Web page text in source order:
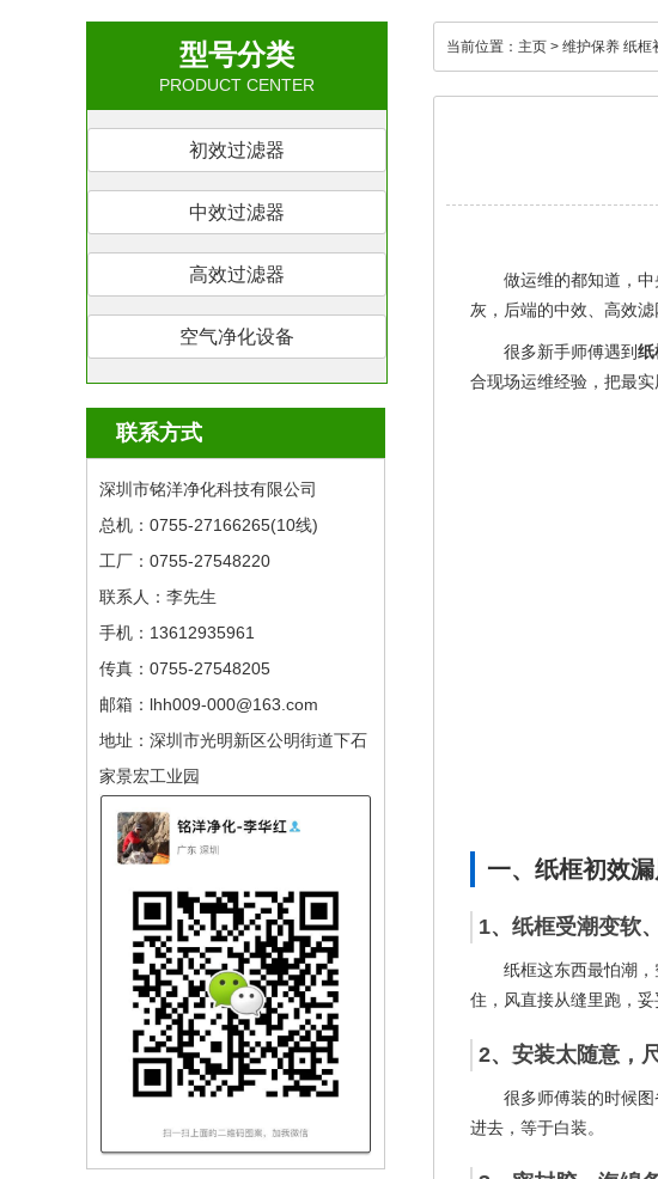
型号分类
PRODUCT CENTER
初效过滤器
中效过滤器
高效过滤器
空气净化设备
联系方式
深圳市铭洋净化科技有限公司
总机：0755-27166265(10线) ​
工厂：0755-27548220
联系人：李先生
手机：13612935961
传真：0755-27548205
邮箱：lhh009-000@163.com
地址：深圳市光明新区公明街道下石
家景宏工业园
当前位置： 主页 > 维护保养 纸框
做运维的都知道，
灰，后端的中效、高效
很多新手师傅遇到纸
合现场运维经验，把最
一、纸框初效
1、纸框受潮变软
纸框这东西最怕潮
住，风直接从缝里跑，妥
2、安装太随意，
很多师傅装的时候
进去，等于白装。